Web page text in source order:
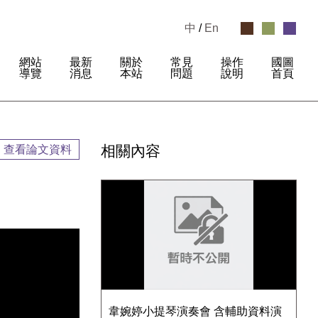
網站
導覽
最新
消息
關於
本站
常見
問題
操作
說明
國圖
首頁
中 / En
查看論文資料 相關內容
韋婉婷小提琴演奏會 含輔助資料演